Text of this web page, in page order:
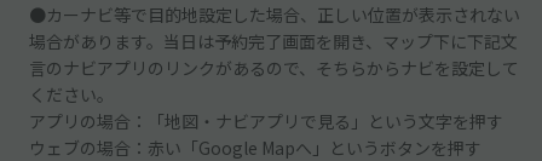
●カーナビ等で目的地設定した場合、正しい位置が表示されない
場合があります。当日は予約完了画面を開き、マップ下に下記文
言のナビアプリのリンクがあるので、そちらからナビを設定して
ください。
アプリの場合：「地図・ナビアプリで見る」という文字を押す
ウェブの場合：赤い「Google Mapへ」というボタンを押す